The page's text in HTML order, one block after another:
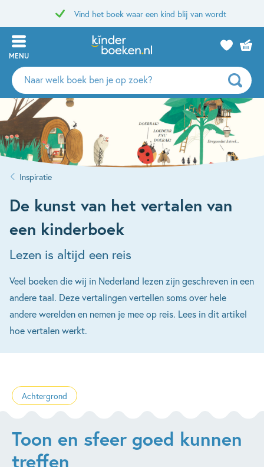
Vind het boek waar een kind blij van wordt
MENU
Zoeken
naar
boeken,
auteurs
en
uitgevers
Inspiratie
De kunst van het vertalen van
een kinderboek
Lezen is altijd een reis
Veel boeken die wij in Nederland lezen zijn geschreven in een
andere taal. Deze vertalingen vertellen soms over hele
andere werelden en nemen je mee op reis. Lees in dit artikel
hoe vertalen werkt.
Achtergrond
Toon en sfeer goed kunnen
treffen